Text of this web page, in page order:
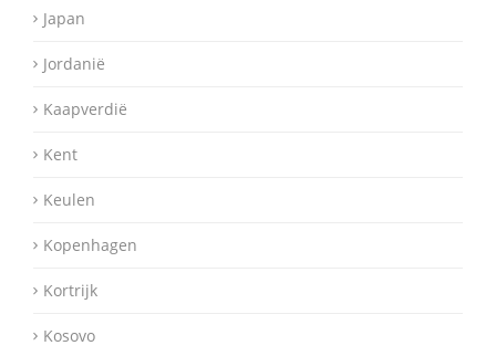
Japan
Jordanië
Kaapverdië
Kent
Keulen
Kopenhagen
Kortrijk
Kosovo